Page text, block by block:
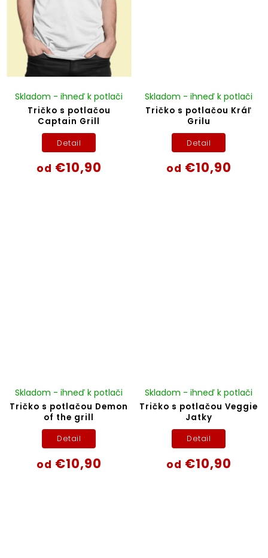
Tričko s potlačou
Captain Grill
Skladom - ihneď k potlači
od €10,90
Detail
Tričko s potlačou Kráľ
Grilu
Skladom - ihneď k potlači
od €10,90
Detail
Tričko s potlačou Demon
of the grill
Skladom - ihneď k potlači
od €10,90
Detail
Tričko s potlačou Veggie
Jatky
Skladom - ihneď k potlači
od €10,90
Detail